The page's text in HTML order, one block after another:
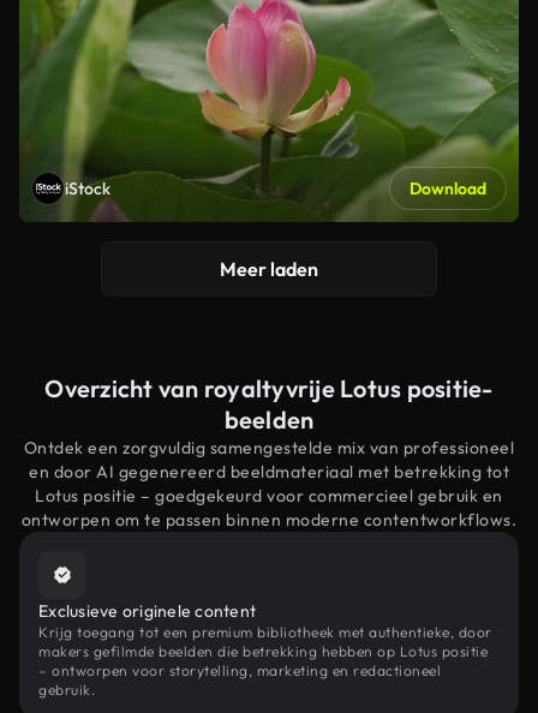
iStock Download
Meer laden
Overzicht van royaltyvrije Lotus positie-
beelden
Ontdek een zorgvuldig samengestelde mix van professioneel
en door AI gegenereerd beeldmateriaal met betrekking tot
Lotus positie – goedgekeurd voor commercieel gebruik en
ontworpen om te passen binnen moderne contentworkflows.
Exclusieve originele content
Krijg toegang tot een premium bibliotheek met authentieke, door
makers gefilmde beelden die betrekking hebben op Lotus positie
– ontworpen voor storytelling, marketing en redactioneel
gebruik.